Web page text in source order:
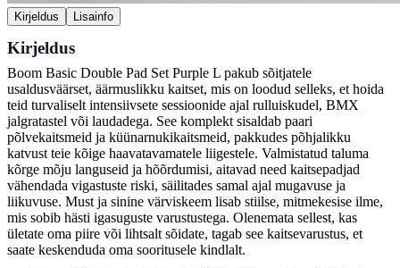
Kirjeldus Lisainfo
Kirjeldus
Boom Basic Double Pad Set Purple L pakub sõitjatele
usaldusväärset, äärmuslikku kaitset, mis on loodud selleks, et hoida
teid turvaliselt intensiivsete sessioonide ajal rulluiskudel, BMX
jalgratastel või laudadega. See komplekt sisaldab paari
põlvekaitsmeid ja küünarnukikaitsmeid, pakkudes põhjalikku
katvust teie kõige haavatavamatele liigestele. Valmistatud taluma
kõrge mõju languseid ja hõõrdumisi, aitavad need kaitsepadjad
vähendada vigastuste riski, säilitades samal ajal mugavuse ja
liikuvuse. Must ja sinine värviskeem lisab stiilse, mitmekesise ilme,
mis sobib hästi igasuguste varustustega. Olenemata sellest, kas
ületate oma piire või lihtsalt sõidate, tagab see kaitsevarustus, et
saate keskenduda oma sooritusele kindlalt.